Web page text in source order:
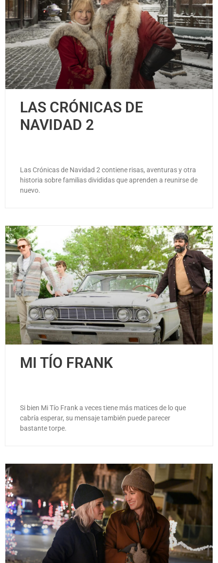
LAS CRÓNICAS DE
NAVIDAD 2
Las Crónicas de Navidad 2 contiene risas, aventuras y otra
historia sobre familias divididas que aprenden a reunirse de
nuevo.
MI TĺO FRANK
Si bien Mi Tío Frank a veces tiene más matices de lo que
cabría esperar, su mensaje también puede parecer
bastante torpe.